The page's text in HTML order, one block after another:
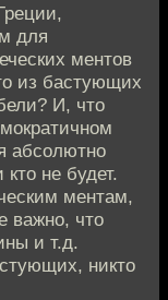
для
ментов
из бастующих
И, что
абсолютно
не будет.
ментам,
важно, что
и т.д.
никто